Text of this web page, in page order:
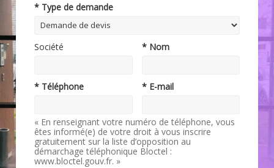
* Type de demande
Société * Nom
* Téléphone * E-mail
« En renseignant votre numéro de téléphone, vous
êtes informé(e) de votre droit à vous inscrire
gratuitement sur la liste d’opposition au
démarchage téléphonique Bloctel :
www.bloctel.gouv.fr. »